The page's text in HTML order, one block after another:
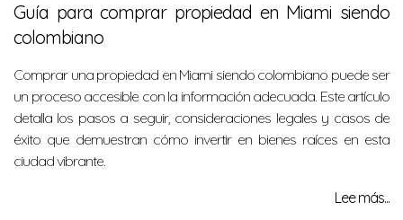
Guía para comprar propiedad en Miami siendo
colombiano
Comprar una propiedad en Miami siendo colombiano puede ser
un proceso accesible con la información adecuada. Este artículo
detalla los pasos a seguir, consideraciones legales y casos de
éxito que demuestran cómo invertir en bienes raíces en esta
ciudad vibrante.
Lee más...